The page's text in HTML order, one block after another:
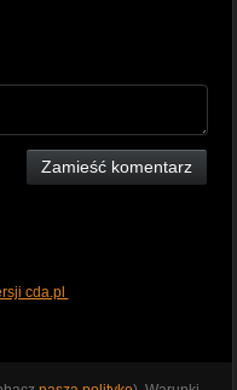
Zamieść komentarz
cda.pl